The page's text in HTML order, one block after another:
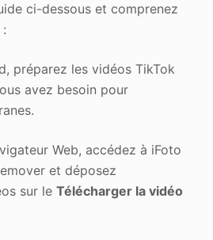
ci-dessous et comprenez
préparez les vidéos TikTok
avez besoin pour
Web, accédez à iFoto
et déposez
sur le Télécharger la vidéo